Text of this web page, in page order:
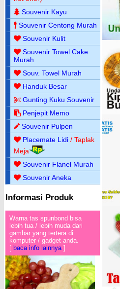
Souvenir Kayu
Souvenir Centong Murah
Souvenir Kulit
Souvenir Towel Cake
Murah
Souv. Towel Murah
Handuk Besar
Gunting Kuku Souvenir
Penjepit Memo
Souvenir Pulpen
Placemate Lidi / Taplak
Meja
Souvenir Flanel Murah
Souvenir Aneka
Informasi Produk
Warna tas spunbond bisa
lebih tua / lebih muda dari
gambar yang tertera di
komputer / gadget anda.
[ baca info lainnya]